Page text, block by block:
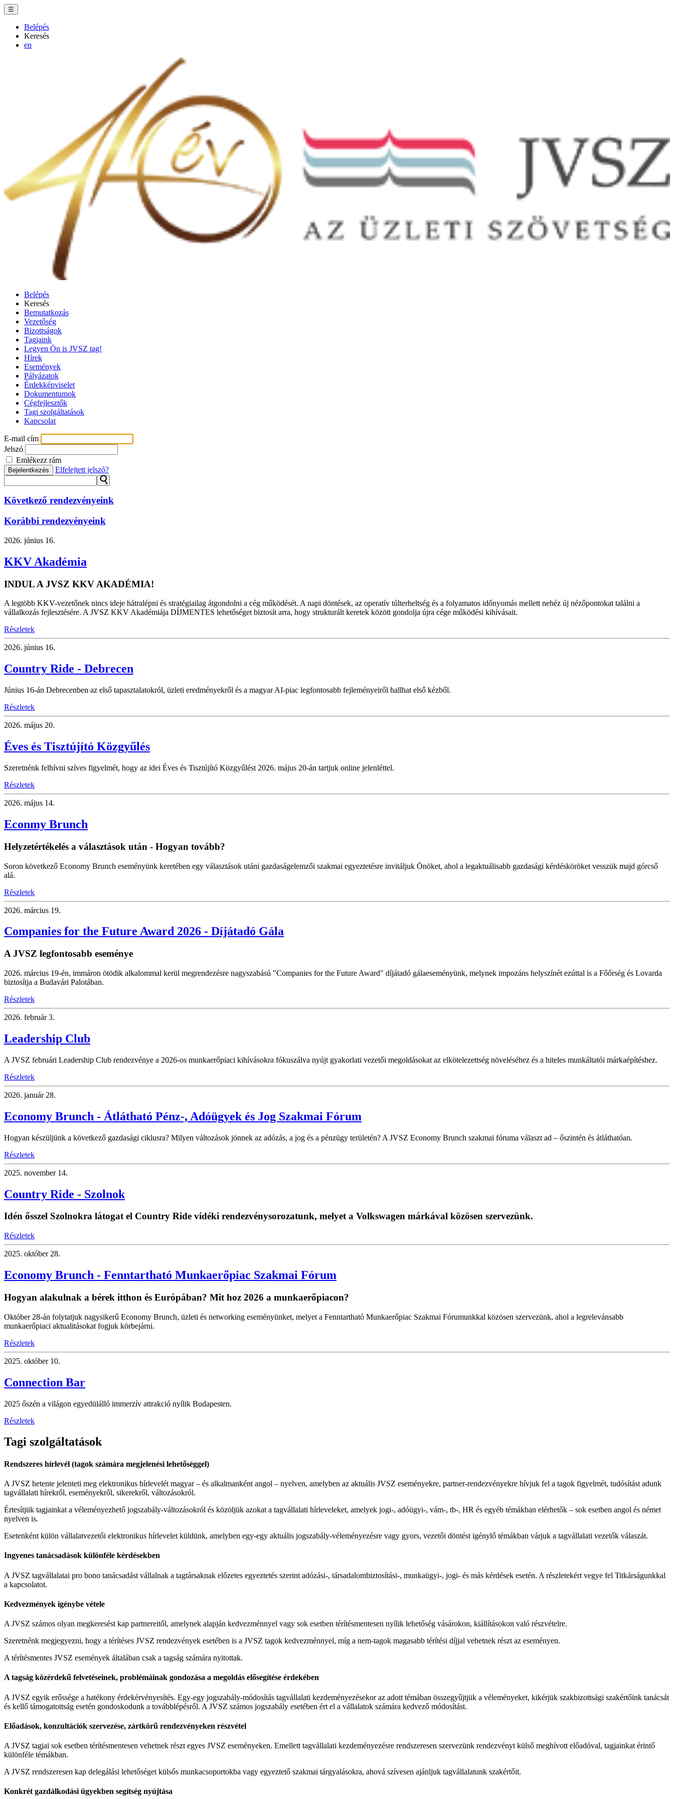
☰
Belépés
Keresés
en
Belépés
Keresés
Bemutatkozás
Vezetőség
Bizottságok
Tagjaink
Legyen Ön is JVSZ tag!
Hírek
Események
Pályázatok
Érdekképviselet
Dokumentumok
Cégfejlesztők
Tagi szolgáltatások
Kapcsolat
E-mail cím
Jelszó
Emlékezz rám
Bejelentkezés Elfelejtett jelszó?
⚲
Következő rendezvényeink
Korábbi rendezvényeink
2026. június 16.
KKV Akadémia
INDUL A JVSZ KKV AKADÉMIA!
A legtöbb KKV-vezetőnek nincs ideje hátralépni és stratégiailag átgondolni a cég működését. A napi döntések, az operatív túlterheltség és a folyamatos időnyomás mellett nehéz új nézőpontokat találni a
vállalkozás fejlesztésére. A JVSZ KKV Akadémiája DÍJMENTES lehetőséget biztosít arra, hogy strukturált keretek között gondolja újra cége működési kihívásait.
Részletek
2026. június 16.
Country Ride - Debrecen
Június 16-án Debrecenben az első tapasztalatokról, üzleti eredményekről és a magyar AI-piac legfontosabb fejleményeiről hallhat első kézből.
Részletek
2026. május 20.
Éves és Tisztújító Közgyűlés
Szeretnénk felhívni szíves figyelmét, hogy az idei Éves és Tisztújító Közgyűlést 2026. május 20-án tartjuk online jelenléttel.
Részletek
2026. május 14.
Econmy Brunch
Helyzetértékelés a választások után - Hogyan tovább?
Soron következő Economy Brunch eseményünk keretében egy választások utáni gazdaságelemzői szakmai egyeztetésre invitáljuk Önöket, ahol a legaktuálisabb gazdasági kérdésköröket vesszük majd górcső
alá.
Részletek
2026. március 19.
Companies for the Future Award 2026 - Díjátadó Gála
A JVSZ legfontosabb eseménye
2026. március 19-én, immáron ötödik alkalommal kerül megrendezésre nagyszabású "Companies for the Future Award" díjátadó gálaeseményünk, melynek impozáns helyszínét ezúttal is a Főőrség és Lovarda
biztosítja a Budavári Palotában.
Részletek
2026. február 3.
Leadership Club
A JVSZ februári Leadership Club rendezvénye a 2026-os munkaerőpiaci kihívásokra fókuszálva nyújt gyakorlati vezetői megoldásokat az elkötelezettség növeléséhez és a hiteles munkáltatói márkaépítéshez.
Részletek
2026. január 28.
Economy Brunch - Átlátható Pénz-, Adóügyek és Jog Szakmai Fórum
Hogyan készüljünk a következő gazdasági ciklusra? Milyen változások jönnek az adózás, a jog és a pénzügy területén? A JVSZ Economy Brunch szakmai fóruma választ ad – őszintén és átláthatóan.
Részletek
2025. november 14.
Country Ride - Szolnok
Idén ősszel Szolnokra látogat el Country Ride vidéki rendezvénysorozatunk, melyet a Volkswagen márkával közösen szervezünk.
Részletek
2025. október 28.
Economy Brunch - Fenntartható Munkaerőpiac Szakmai Fórum
Hogyan alakulnak a bérek itthon és Európában? Mit hoz 2026 a munkaerőpiacon?
Október 28-án folytatjuk nagysikerű Economy Brunch, üzleti és networking eseményünket, melyet a Fenntartható Munkaerőpiac Szakmai Fórumunkkal közösen szervezünk, ahol a legrelevánsabb
munkaerőpiaci aktualitásokat fogjuk körbejárni.
Részletek
2025. október 10.
Connection Bar
2025 őszén a világon egyedülálló immerzív attrakció nyílik Budapesten.
Részletek
Tagi szolgáltatások
Rendszeres hírlevél (tagok számára megjelenési lehetőséggel)
A JVSZ hetente jelenteti meg elektronikus hírlevelét magyar – és alkalmanként angol – nyelven, amelyben az aktuális JVSZ eseményekre, partner-rendezvényekre hívjuk fel a tagok figyelmét, tudósítást adunk
tagvállalati hírekről, eseményekről, sikerekről, változásokról.
Értesítjük tagjainkat a véleményezhető jogszabály-változásokról és közöljük azokat a tagvállalati hírleveleket, amelyek jogi-, adóügyi-, vám-, tb-, HR és egyéb témákban elérhetők – sok esetben angol és német
nyelven is.
Esetenként külön vállalatvezetői elektronikus hírlevelet küldünk, amelyben egy-egy aktuális jogszabály-véleményezésre vagy gyors, vezetői döntést igénylő témákban várjuk a tagvállalati vezetők válaszát.
Ingyenes tanácsadások különféle kérdésekben
A JVSZ tagvállalatai pro bono tanácsadást vállalnak a tagtársaknak előzetes egyeztetés szerint adózási-, társadalombiztosítási-, munkaügyi-, jogi- és más kérdések esetén. A részletekért vegye fel Titkárságunkkal
a kapcsolatot.
Kedvezmények igénybe vétele
A JVSZ számos olyan megkeresést kap partnereitől, amelynek alapján kedvezménnyel vagy sok esetben térítésmentesen nyílik lehetőség vásárokon, kiállításokon való részvételre.
Szeretnénk megjegyezni, hogy a térítéses JVSZ rendezvények esetében is a JVSZ tagok kedvezménnyel, míg a nem-tagok magasabb térítési díjjal vehetnek részt az eseményen.
A térítésmentes JVSZ események általában csak a tagság számára nyitottak.
A tagság közérdekű felvetéseinek, problémáinak gondozása a megoldás elősegítése érdekében
A JVSZ egyik erőssége a hatékony érdekérvényesítés. Egy-egy jogszabály-módosítás tagvállalati kezdeményezésekor az adott témában összegyűjtjük a véleményeket, kikérjük szakbizottsági szakértőink tanácsát
és kellő támogatottság esetén gondoskodunk a továbblépésről. A JVSZ számos jogszabály esetében ért el a vállalatok számára kedvező módosítást.
Előadások, konzultációk szervezése, zártkörű rendezvényeken részvétel
A JVSZ tagjai sok esetben térítésmentesen vehetnek részt egyes JVSZ eseményeken. Emellett tagvállalati kezdeményezésre rendszeresen szervezünk rendezvényt külső meghívott előadóval, tagjainkat érintő
különféle témákban.
A JVSZ rendszeresen kap delegálási lehetőséget külsős munkacsoportokba vagy egyeztető szakmai tárgyalásokra, ahová szívesen ajánljuk tagvállalatunk szakértőit.
Konkrét gazdálkodási ügyekben segítség nyújtása